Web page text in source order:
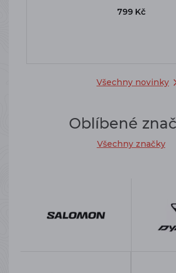
Všechny novinky
799 Kč
Oblíbené
Všechny značky